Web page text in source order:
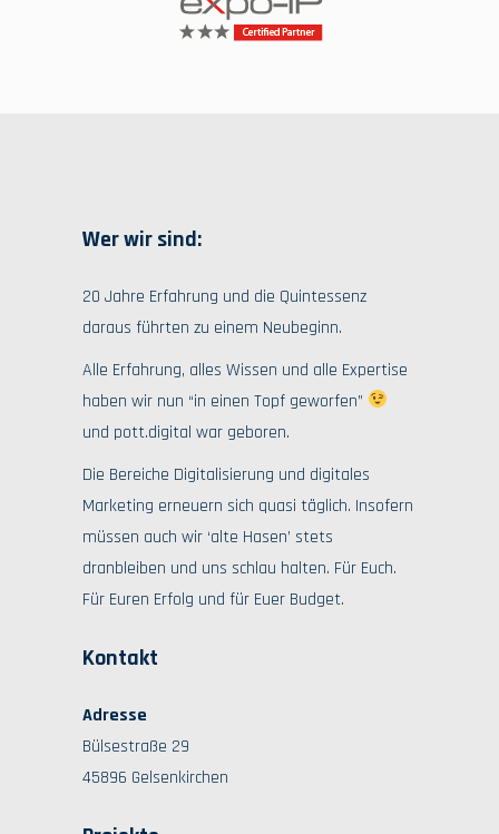
Wer wir sind:
20 Jahre Erfahrung und die Quintessenz
daraus führten zu einem Neubeginn.
Alle Erfahrung, alles Wissen und alle Expertise
haben wir nun “in einen Topf geworfen”
und pott.digital war geboren.
Die Bereiche Digitalisierung und digitales
Marketing erneuern sich quasi täglich. Insofern
müssen auch wir ‘alte Hasen’ stets
dranbleiben und uns schlau halten. Für Euch.
Für Euren Erfolg und für Euer Budget.
Kontakt
Adresse
Bülsestraße 29
45896 Gelsenkirchen